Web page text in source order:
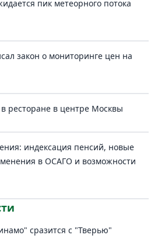
пик метеорного потока
закон о мониторинге цен на
ресторане в центре Москвы
индексация пенсий, новые
в ОСАГО и возможности
сразится с "Тверью"